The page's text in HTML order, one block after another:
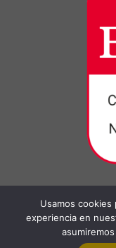
Usamos cookies
experiencia en